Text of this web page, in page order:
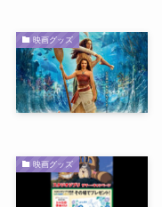
映画グッズ
映画グッズ